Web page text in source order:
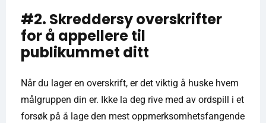
#2. Skreddersy overskrifter
for å appellere til
publikummet ditt
Når du lager en overskrift, er det viktig å huske hvem
målgruppen din er. Ikke la deg rive med av ordspill i et
forsøk på å lage den mest oppmerksomhetsfangende